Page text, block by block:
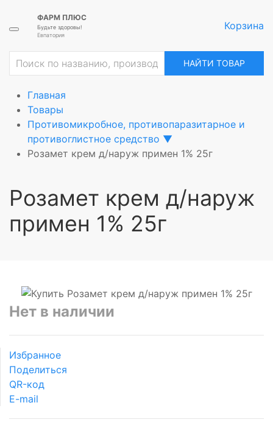
ФАРМ ПЛЮС
Будьте здоровы!
Евпатория
Корзина
НАЙТИ ТОВАР
Главная
Товары
Противомикробное, противопаразитарное и
противоглистное средство ▼
Розамет крем д/наруж примен 1% 25г
Розамет крем д/наруж
примен 1% 25г
Нет в наличии
Избранное
Поделиться
QR-код
E-mail